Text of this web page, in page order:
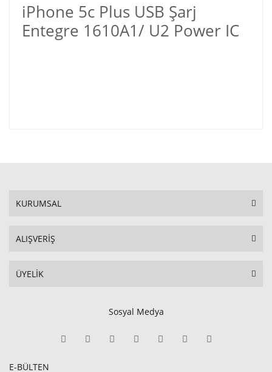
iPhone 5c Plus USB Şarj
Entegre 1610A1/ U2 Power IC
KURUMSAL
ALIŞVERİŞ
ÜYELİK
Sosyal Medya
E-BÜLTEN